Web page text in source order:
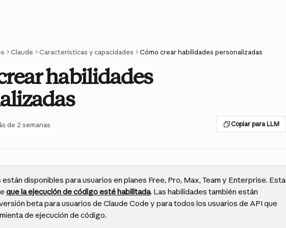
Claude Características y capacidades Cómo crear habilidades personalizadas
habilidades
de 2 semanas Copiar para LLM
están disponibles para usuarios en planes Free, Pro, Max, Team y Enterprise. Esta
que la ejecución de código esté habilitada. Las habilidades también están
beta para usuarios de Claude Code y para todos los usuarios de API que
de ejecución de código.